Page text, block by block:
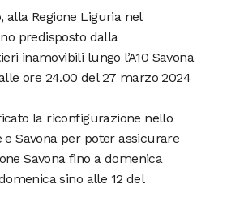
alla Regione Liguria nel
predisposto dalla
inamovibili lungo l’A10 Savona
ore 24.00 del 27 marzo 2024
la riconfigurazione nello
Savona per poter assicurare
Savona fino a domenica
sino alle 12 del